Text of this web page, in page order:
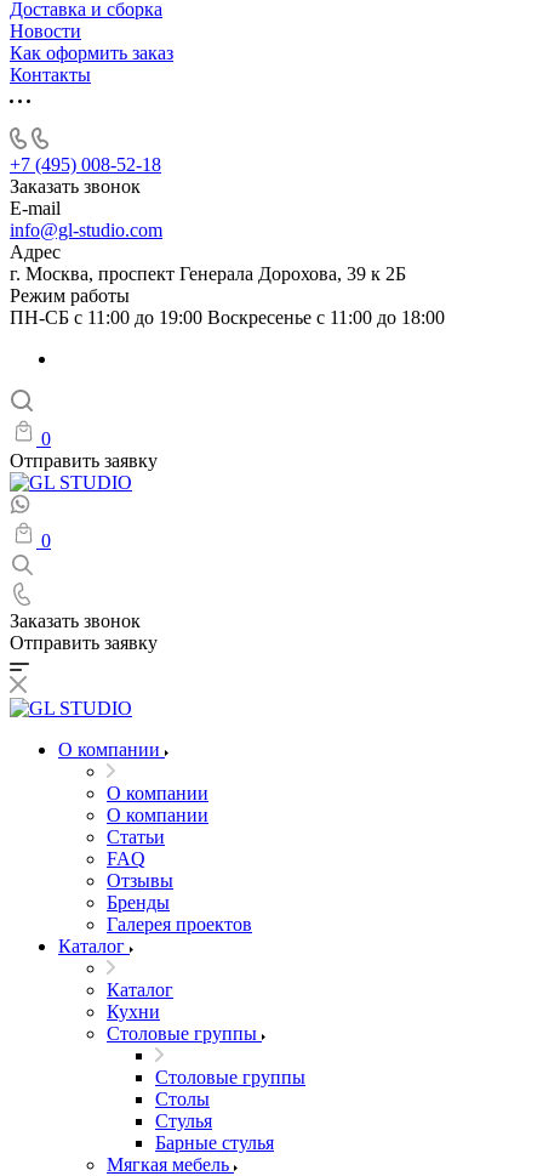
Доставка и сборка
Новости
Как оформить заказ
Контакты
+7 (495) 008-52-18
Заказать звонок
E-mail
info@gl-studio.com
Адрес
г. Москва, проспект Генерала Дорохова, 39 к 2Б
Режим работы
ПН-СБ с 11:00 до 19:00 Воскресенье с 11:00 до 18:00
0
Отправить заявку
0
Заказать звонок
Отправить заявку
О компании
О компании
О компании
Статьи
FAQ
Отзывы
Бренды
Галерея проектов
Каталог
Каталог
Кухни
Столовые группы
Столовые группы
Столы
Стулья
Барные стулья
Мягкая мебель